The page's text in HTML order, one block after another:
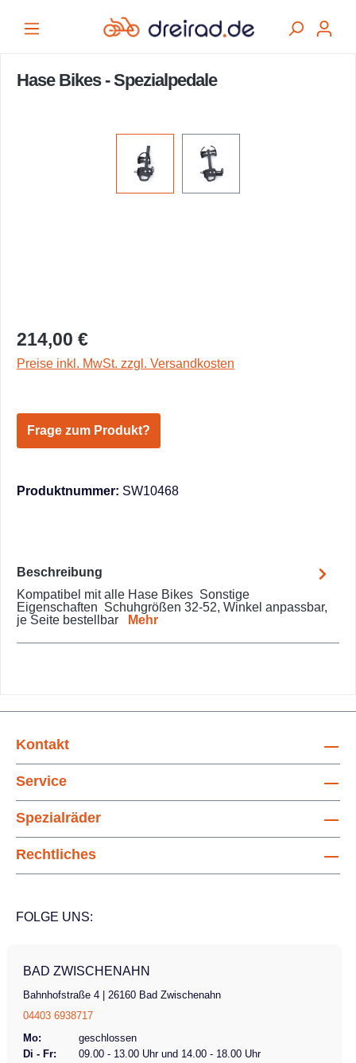
Hase Bikes - Spezialpedale
214,00 €
Preise inkl. MwSt. zzgl. Versandkosten
Frage zum Produkt?
Produktnummer: SW10468
Beschreibung
Kompatibel mit alle Hase Bikes Sonstige
Eigenschaften Schuhgrößen 32-52, Winkel anpassbar,
je Seite bestellbar
Mehr
Kontakt
Service
Spezialräder
Rechtliches
FOLGE UNS:
BAD ZWISCHENAHN
Bahnhofstraße 4 | 26160 Bad Zwischenahn
04403 6938717
Mo:
geschlossen
Di - Fr:
09.00 - 13.00 Uhr und 14.00 - 18.00 Uhr